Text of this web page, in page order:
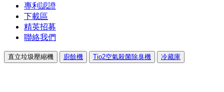
專利認證
下載區
精英招募
聯絡我們
直立垃圾壓縮機 廚餘機 Tio2空氣殺菌除臭機 冷藏庫